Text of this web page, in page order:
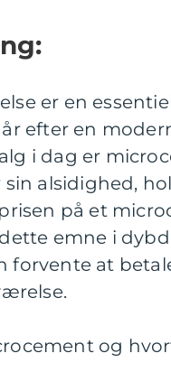
er en
efter en
i dag er
alsidighed,
på et
emne i
forvente at
og